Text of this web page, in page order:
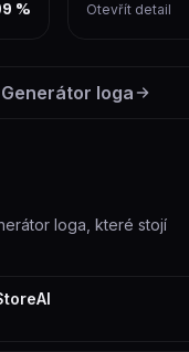
% Otevřít detail
Generátor loga
loga, které stojí